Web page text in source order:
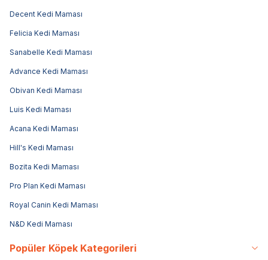
Decent Kedi Maması
Felicia Kedi Maması
Sanabelle Kedi Maması
Advance Kedi Maması
Obivan Kedi Maması
Luis Kedi Maması
Acana Kedi Maması
Hill's Kedi Maması
Bozita Kedi Maması
Pro Plan Kedi Maması
Royal Canin Kedi Maması
N&D Kedi Maması
Popüler Köpek Kategorileri